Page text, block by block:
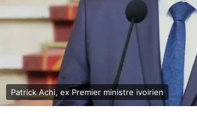
Patrick Achi, ex Premier ministre ivoirien